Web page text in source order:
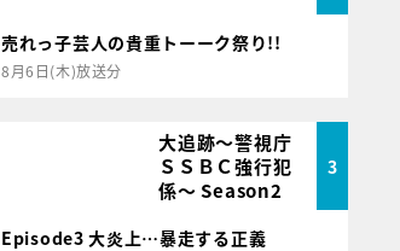
売れっ子芸人の貴重トーーク祭り!!
8月6日(木)放送分
大追跡～警視庁
ＳＳＢＣ強行犯
係～ Season2
3
Episode3 大炎上…暴走する正義